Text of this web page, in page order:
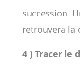
succession.
retrouvera la
4 ) Tracer le